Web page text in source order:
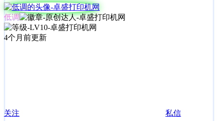
低调
4个月前更新
关注 私信